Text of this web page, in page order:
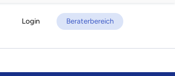
Login Beraterbereich